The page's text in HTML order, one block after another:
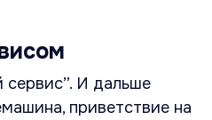
сервис”. И дальше
приветствие на